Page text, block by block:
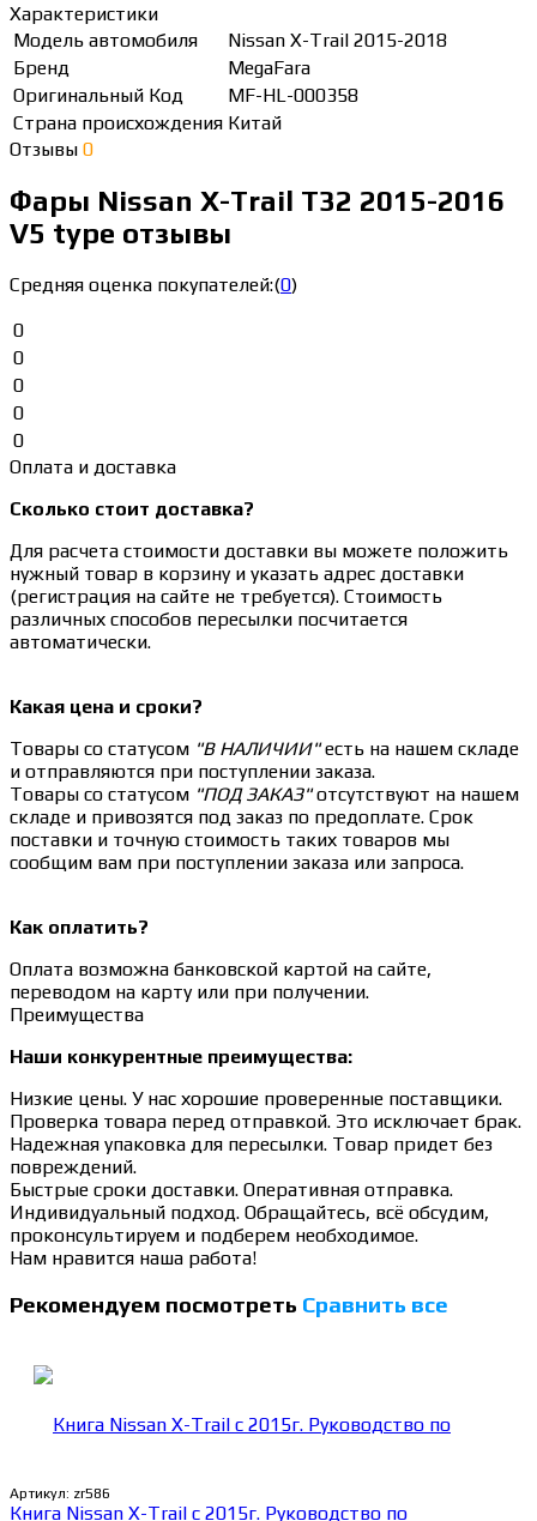
Характеристики
Модель автомобиля
Nissan X-Trail 2015-2018
Бренд
MegaFara
Оригинальный Код
MF-HL-000358
Страна происхождения Китай
Отзывы 0
Фары Nissan X-Trail T32 2015-2016
V5 type отзывы
Средняя оценка покупателей:(0)
0
0
0
0
0
Оплата и доставка
Сколько стоит доставка?
Для расчета стоимости доставки вы можете положить
нужный товар в корзину и указать адрес доставки
(регистрация на сайте не требуется). Стоимость
различных способов пересылки посчитается
автоматически.
Какая цена и сроки?
Товары со статусом "В НАЛИЧИИ"есть на нашем складе
и отправляются при поступлении заказа.
Товары со статусом "ПОД ЗАКАЗ"отсутствуют на нашем
складе и привозятся под заказ по предоплате. Срок
поставки и точную стоимость таких товаров мы
сообщим вам при поступлении заказа или запроса.
Как оплатить?
Оплата возможна банковской картой на сайте,
переводом на карту или при получении.
Преимущества
Наши конкурентные преимущества:
Низкие цены. У нас хорошие проверенные поставщики.
Проверка товара перед отправкой. Это исключает брак.
Надежная упаковка для пересылки. Товар придет без
повреждений.
Быстрые сроки доставки. Оперативная отправка.
Индивидуальный подход. Обращайтесь, всё обсудим,
проконсультируем и подберем необходимое.
Нам нравится наша работа!
Рекомендуем посмотреть Сравнить все
Артикул: zr586
Книга Nissan X-Trail c 2015г. Руководство по